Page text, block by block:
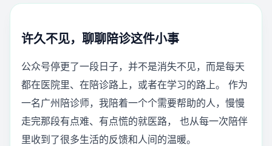
许久不见，聊聊陪诊这件小事
公众号停更了一段日子，并不是消失不见，而是每天
都在医院里、在陪诊路上，或者在学习的路上。 作为
一名广州陪诊师，我陪着一个个需要帮助的人，慢慢
走完那段有点难、有点慌的就医路， 也从每一次陪伴
里收到了很多生活的反馈和人间的温暖。